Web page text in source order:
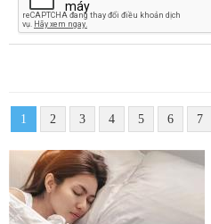
1 2 3 4 5 6 7